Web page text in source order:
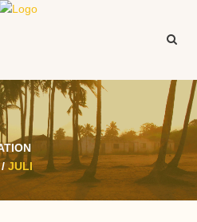
/JULI